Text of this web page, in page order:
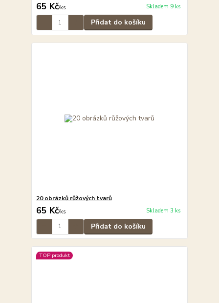
65 Kč/ks Skladem 9 ks
Přidat do košíku
20 obrázků růžových tvarů
65 Kč/ks Skladem 3 ks
Přidat do košíku
TOP produkt